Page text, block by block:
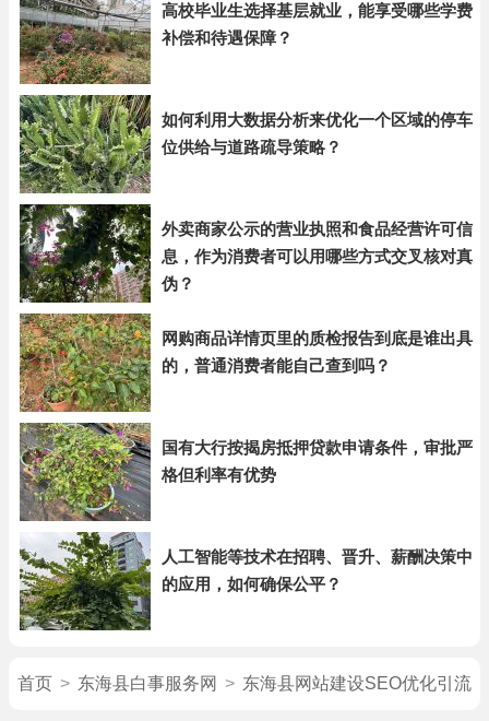
高校毕业生选择基层就业，能享受哪些学费
补偿和待遇保障？
如何利用大数据分析来优化一个区域的停车
位供给与道路疏导策略？
外卖商家公示的营业执照和食品经营许可信
息，作为消费者可以用哪些方式交叉核对真
伪？
网购商品详情页里的质检报告到底是谁出具
的，普通消费者能自己查到吗？
国有大行按揭房抵押贷款申请条件，审批严
格但利率有优势
人工智能等技术在招聘、晋升、薪酬决策中
的应用，如何确保公平？
首页 > 东海县白事服务网 > 东海县网站建设SEO优化引流